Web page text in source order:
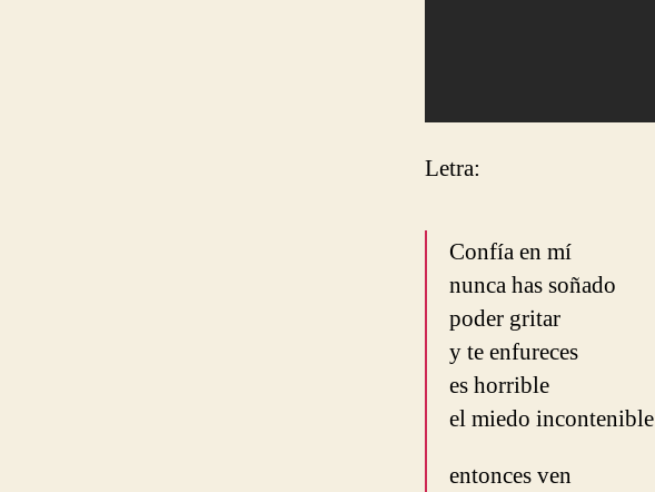
Letra:
Confía en mí
nunca has soñado
poder gritar
y te enfureces
es horrible
el miedo incontenible
entonces ven